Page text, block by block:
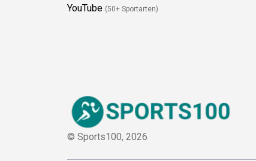
YouTube (50+ Sportarten)
© Sports100, 2026